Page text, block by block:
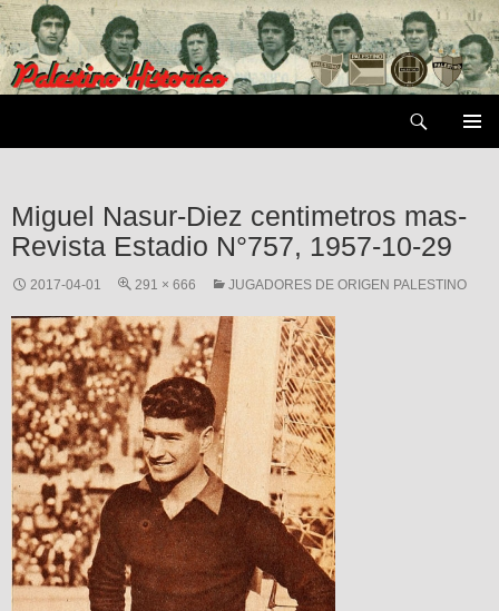
Saltar
al
contenido
Miguel Nasur-Diez centimetros mas-
Revista Estadio N°757, 1957-10-29
2017-04-01 291 × 666 JUGADORES DE ORIGEN PALESTINO